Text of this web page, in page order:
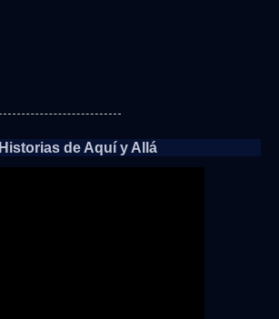
Historias de Aquí y Allá